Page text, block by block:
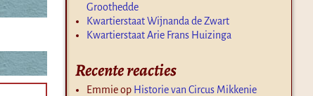
Groothedde
Kwartierstaat Wijnanda de Zwart
Kwartierstaat Arie Frans Huizinga
Recente reacties
Emmieop Historie van Circus Mikkenie